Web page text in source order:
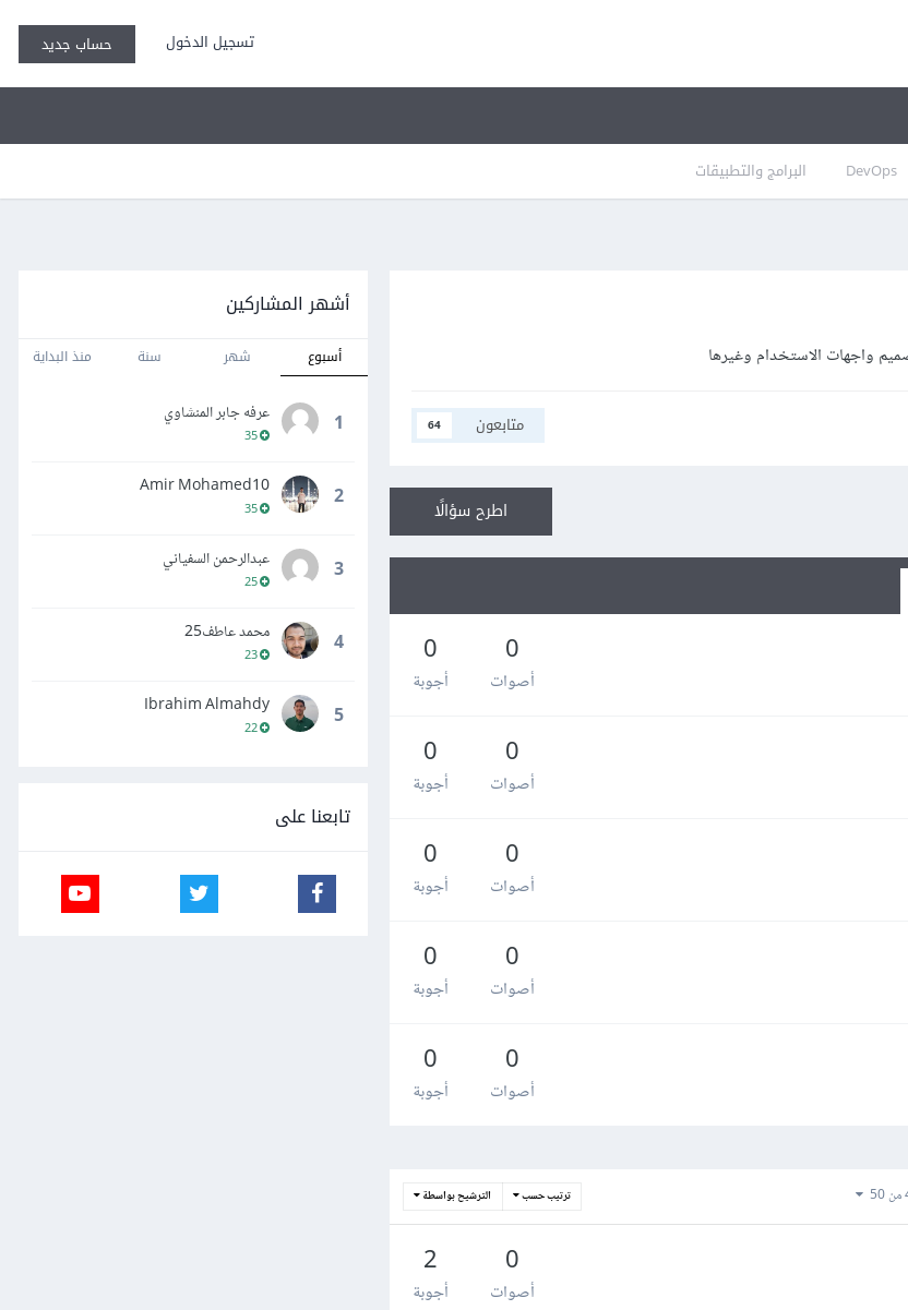
تسجيل الدخول حساب جديد
DevOps البرامج والتطبيقات
متابعون 64
اطرح سؤالًا
0
أصوات
0
أجوبة
0
أصوات
0
أجوبة
0
أصوات
0
أجوبة
0
أصوات
0
أجوبة
0
أصوات
0
أجوبة
ترتيب حسب الترشيح بواسطة
0
أصوات
2
أجوبة
أشهر المشاركين
أسبوع شهر سنة منذ البداية
1 عرفه جابر المنشاوي
2
Amir Mohamed10
3 عبدالرحمن السفياني
4 محمد عاطف25
5
Ibrahim Almahdy
تابعنا على